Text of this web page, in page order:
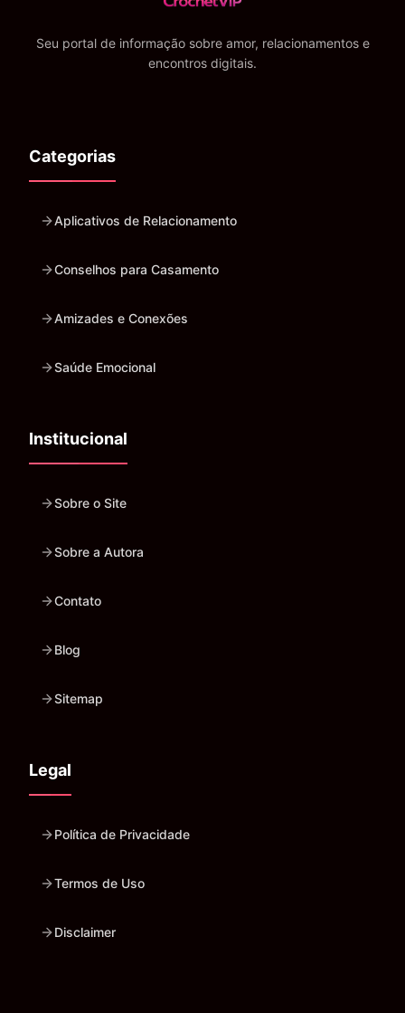
Seu portal de informação sobre amor, relacionamentos e
encontros digitais.
Categorias
Aplicativos de Relacionamento
Conselhos para Casamento
Amizades e Conexões
Saúde Emocional
Institucional
Sobre o Site
Sobre a Autora
Contato
Blog
Sitemap
Legal
Política de Privacidade
Termos de Uso
Disclaimer